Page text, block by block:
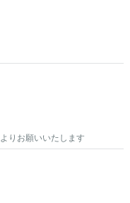
よりお願いいたします